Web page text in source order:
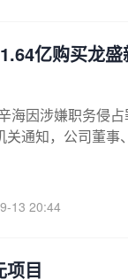
亿购买龙
海因涉嫌职务侵
通知，公司董
13 20:44
项目